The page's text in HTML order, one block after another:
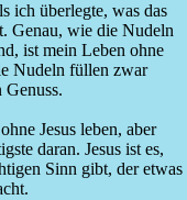
ich überlegte, was das
Genau, wie die Nudeln
ist mein Leben ohne
Nudeln füllen zwar
Genuss.
Jesus leben, aber
daran. Jesus ist es,
Sinn gibt, der etwas